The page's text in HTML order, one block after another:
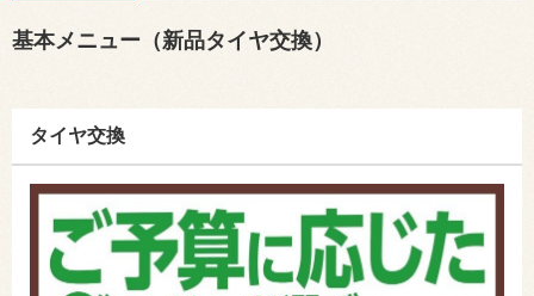
基本メニュー（新品タイヤ交換）
タイヤ交換